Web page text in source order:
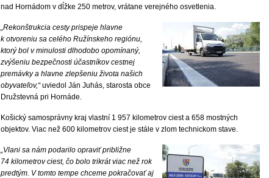
nad Hornádom v dĺžke 250 metrov, vrátane verejného osvetlenia.
„Rekonštrukcia cesty prispeje hlavne
k otvoreniu sa celého Ružínskeho regiónu,
ktorý bol v minulosti dlhodobo opomínaný,
zvýšeniu bezpečnosti účastníkov cestnej
premávky a hlavne zlepšeniu života našich
obyvateľov,“uviedol Ján Juhás, starosta obce
Družstevná pri Hornáde.
Košický samosprávny kraj vlastní 1 957 kilometrov ciest a 658 mostných
objektov. Viac než 600 kilometrov ciest je stále v zlom technickom stave.
„Vlani sa nám podarilo opraviť približne
74 kilometrov ciest, čo bolo trikrát viac než rok
predtým. V tomto tempe chceme pokračovať aj